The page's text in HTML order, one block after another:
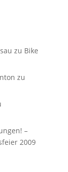
zu Bike
zu
–
2009